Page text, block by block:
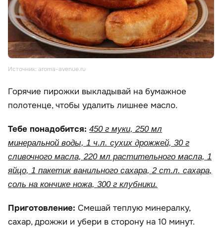
Источник: aroma-avenue.ru
Горячие пирожки выкладывай на бумажное
полотенце, чтобы удалить лишнее масло.
Тебе понадобится: 450 г муки, 250 мл
минеральной воды, 1 ч.л. сухих дрожжей, 30 г
сливочного масла, 220 мл растительного масла, 1
яйцо, 1 пакетик ванильного сахара, 2 ст.л. сахара,
соль на кончике ножа, 300 г клубники.
Приготовление: Смешай теплую минералку,
сахар, дрожжи и убери в сторону на 10 минут.